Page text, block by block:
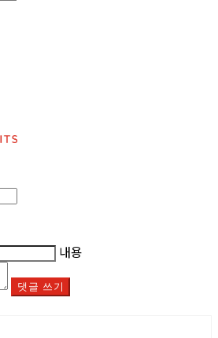
내용
댓글 쓰기